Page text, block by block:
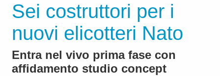
Sei costruttori per i
nuovi elicotteri Nato
Entra nel vivo prima fase con
affidamento studio concept